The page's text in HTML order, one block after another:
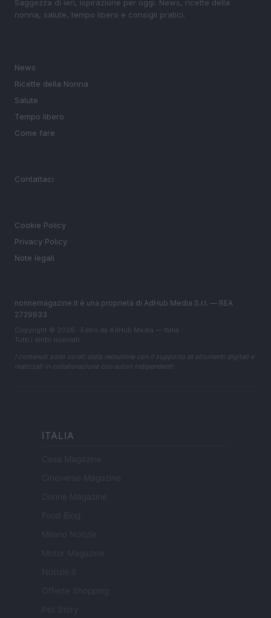
Saggezza di ieri, ispirazione per oggi. News, ricette della
nonna, salute, tempo libero e consigli pratici.
News
Ricette della Nonna
Salute
Tempo libero
Come fare
Contattaci
Cookie Policy
Privacy Policy
Note legali
nonnemagazine.it è una proprietà di AdHub Media S.r.l. — REA
2729933
Copyright © 2026 · Edito da AdHub Media — Italia
Tutti i diritti riservati
I contenuti sono curati dalla redazione con il supporto di strumenti digitali e
realizzati in collaborazione con autori indipendenti.
ITALIA
Casa Magazine
Cineverse Magazine
Donne Magazine
Food Blog
Milano Notizie
Motor Magazine
Notizie.it
Offerte Shopping